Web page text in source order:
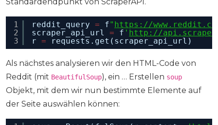
Standardendpunkt von ScraperAPI.
1
2
3
reddit_query = f" https://
scraper_api_url = f ' http://
r = requests.get(scraper_api_url)
Als nächstes analysieren wir den HTML-Code von
Reddit (mit BeautifulSoup), ein … Erstellen soup
Objekt, mit dem wir nun bestimmte Elemente auf
der Seite auswählen können: